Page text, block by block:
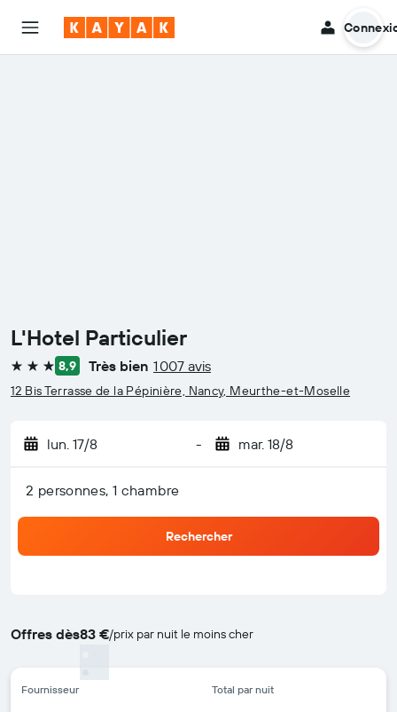
L'Hotel Particulier
3 étoiles8,9 Très bien 1 007 avis
12 Bis Terrasse de la Pépinière, Nancy, Meurthe-et-Moselle
lun. 17/8 - mar. 18/8
2 personnes, 1 chambre
Rechercher
Offres dès83 €/prix par nuit le moins cher
Fournisseur Total par nuit